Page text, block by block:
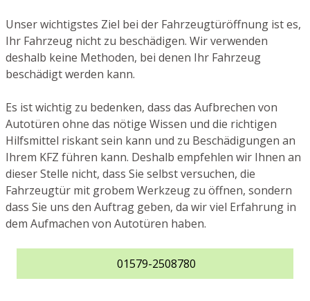
Unser wichtigstes Ziel bei der Fahrzeugtüröffnung ist es,
Ihr Fahrzeug nicht zu beschädigen. Wir verwenden
deshalb keine Methoden, bei denen Ihr Fahrzeug
beschädigt werden kann.
Es ist wichtig zu bedenken, dass das Aufbrechen von
Autotüren ohne das nötige Wissen und die richtigen
Hilfsmittel riskant sein kann und zu Beschädigungen an
Ihrem KFZ führen kann. Deshalb empfehlen wir Ihnen an
dieser Stelle nicht, dass Sie selbst versuchen, die
Fahrzeugtür mit grobem Werkzeug zu öffnen, sondern
dass Sie uns den Auftrag geben, da wir viel Erfahrung in
dem Aufmachen von Autotüren haben.
01579-2508780